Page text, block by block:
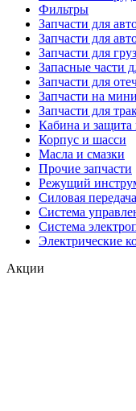
Фильтры
Запчасти для
Запчасти для
Запчасти для
Запасные части
Запчасти для
Запчасти на
Запчасти для
Кабина и
Корпус и шасси
Масла и смазки
Прочие запчасти
Режущий
Силовая передача
Система
Система
Электрические
Акции